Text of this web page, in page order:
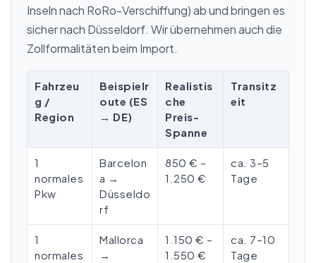
Inseln nach RoRo-Verschiffung) ab und bringen es
sicher nach Düsseldorf. Wir übernehmen auch die
Zollformalitäten beim Import.
Fahrzeu
g /
Region
Beispielr
oute (ES
→ DE)
Realistis
che
Preis-
Spanne
Transitz
eit
1
normales
Pkw
Barcelon
a →
Düsseldo
rf
850 € –
1.250 €
ca. 3–5
Tage
1
normales
Mallorca
→
1.150 € –
1.550 €
ca. 7–10
Tage